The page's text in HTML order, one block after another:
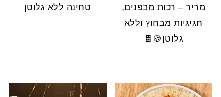
מריר – רכות מבפנים,
חגיגיות מבחוץ וללא
גלוטן🍪🍫
טחינה ללא גלוטן